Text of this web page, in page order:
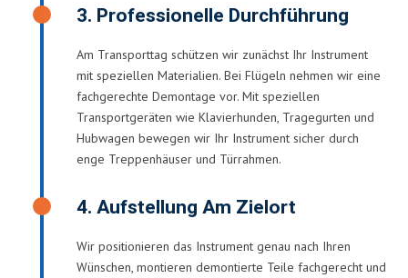
3. Professionelle Durchführung
Am Transporttag schützen wir zunächst Ihr Instrument
mit speziellen Materialien. Bei Flügeln nehmen wir eine
fachgerechte Demontage vor. Mit speziellen
Transportgeräten wie Klavierhunden, Tragegurten und
Hubwagen bewegen wir Ihr Instrument sicher durch
enge Treppenhäuser und Türrahmen.
4. Aufstellung Am Zielort
Wir positionieren das Instrument genau nach Ihren
Wünschen, montieren demontierte Teile fachgerecht und